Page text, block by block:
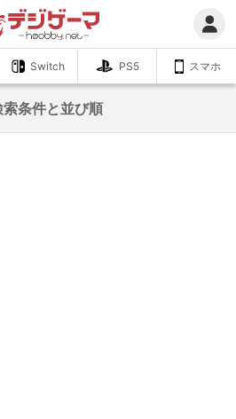
Switch PS5 スマホ
索条件と並び順